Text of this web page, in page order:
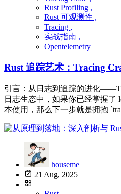
Rust Profiling ,
Rust 可观测性 ,
Tracing ,
实战指南 ,
Opentelemetry
Rust 追踪艺术：Tracing
引言：从日志到追踪的进化
日志生态中，如果你已经掌握了
本使用，那么下一步就是拥抱
houseme
21 Aug, 2025